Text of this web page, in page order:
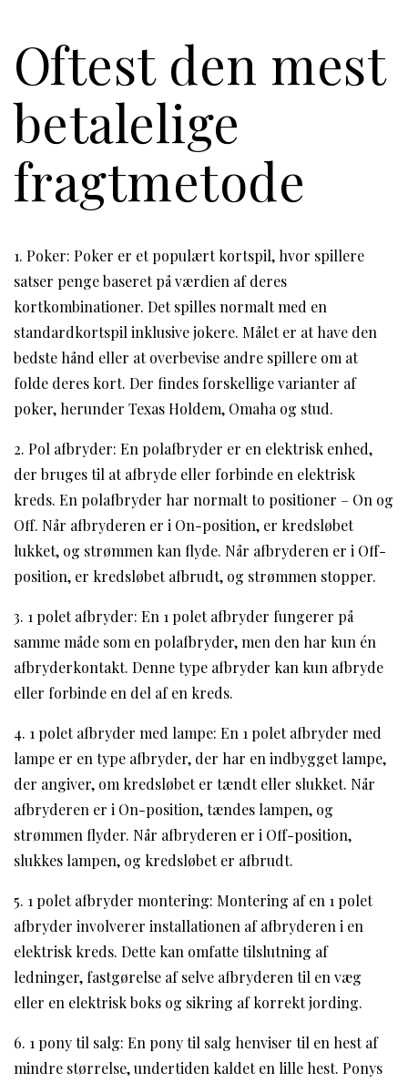
Oftest den mest
betalelige
fragtmetode
1. Poker: Poker er et populært kortspil, hvor spillere
satser penge baseret på værdien af deres
kortkombinationer. Det spilles normalt med en
standardkortspil inklusive jokere. Målet er at have den
bedste hånd eller at overbevise andre spillere om at
folde deres kort. Der findes forskellige varianter af
poker, herunder Texas Holdem, Omaha og stud.
2. Pol afbryder: En polafbryder er en elektrisk enhed,
der bruges til at afbryde eller forbinde en elektrisk
kreds. En polafbryder har normalt to positioner – On og
Off. Når afbryderen er i On-position, er kredsløbet
lukket, og strømmen kan flyde. Når afbryderen er i Off-
position, er kredsløbet afbrudt, og strømmen stopper.
3. 1 polet afbryder: En 1 polet afbryder fungerer på
samme måde som en polafbryder, men den har kun én
afbryderkontakt. Denne type afbryder kan kun afbryde
eller forbinde en del af en kreds.
4. 1 polet afbryder med lampe: En 1 polet afbryder med
lampe er en type afbryder, der har en indbygget lampe,
der angiver, om kredsløbet er tændt eller slukket. Når
afbryderen er i On-position, tændes lampen, og
strømmen flyder. Når afbryderen er i Off-position,
slukkes lampen, og kredsløbet er afbrudt.
5. 1 polet afbryder montering: Montering af en 1 polet
afbryder involverer installationen af afbryderen i en
elektrisk kreds. Dette kan omfatte tilslutning af
ledninger, fastgørelse af selve afbryderen til en væg
eller en elektrisk boks og sikring af korrekt jording.
6. 1 pony til salg: En pony til salg henviser til en hest af
mindre størrelse, undertiden kaldet en lille hest. Ponys